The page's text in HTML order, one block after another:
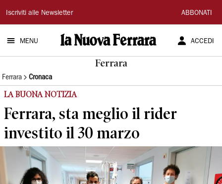
La
Nuova
Ferrara
Iscriviti alle Newsletter ABBONATI
MENU ACCEDI
Ferrara
Ferrara Cronaca
LA BUONA NOTIZIA
Ferrara, sta meglio il rider
investito il 30 marzo